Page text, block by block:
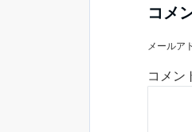
コメ
メールア
コメン